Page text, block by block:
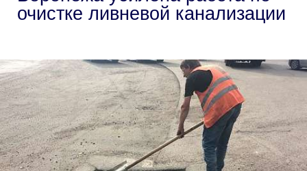
очистке ливневой канализации